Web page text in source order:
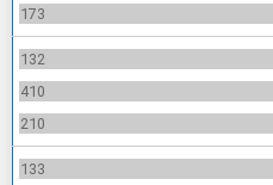
173
132
410
210
133